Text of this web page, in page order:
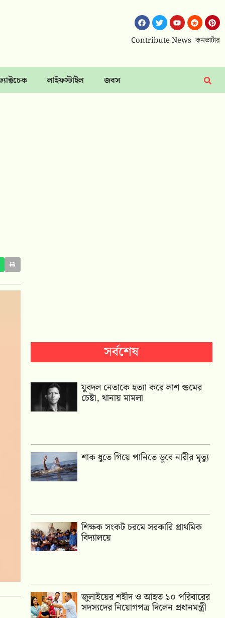
Contribute News কনভার্টার
লাইফস্টাইল জবস
সর্বশেষ
যুবদল নেতাকে হত্যা করে লাশ গুমের
চেষ্টা, থানায় মামলা
শাক ধুতে গিয়ে পানিতে ডুবে নারীর মৃত্যু
শিক্ষক সংকট চরমে সরকারি প্রাথমিক
বিদ্যালয়ে
জুলাইয়ের শহীদ ও আহত ১০ পরিবারের
সদস্যদের নিয়োগপত্র দিলেন প্রধানমন্ত্রী